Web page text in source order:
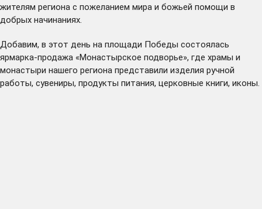
жителям региона с пожеланием мира и божьей помощи в
добрых начинаниях.
Добавим, в этот день на площади Победы состоялась
ярмарка-продажа «Монастырское подворье», где храмы и
монастыри нашего региона представили изделия ручной
работы, сувениры, продукты питания, церковные книги, иконы.